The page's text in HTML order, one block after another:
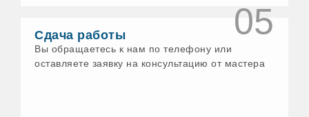
05
Сдача работы
Вы обращаетесь к нам по телефону или
оставляете заявку на консультацию от мастера